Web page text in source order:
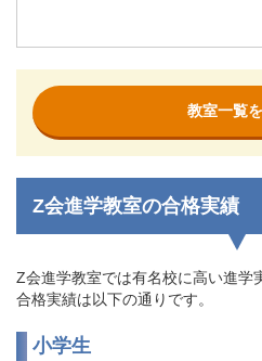
教室一覧
Z会進学教室の合格実績
Z会進学教室では有名校に高い進学
合格実績は以下の通りです。
小学生